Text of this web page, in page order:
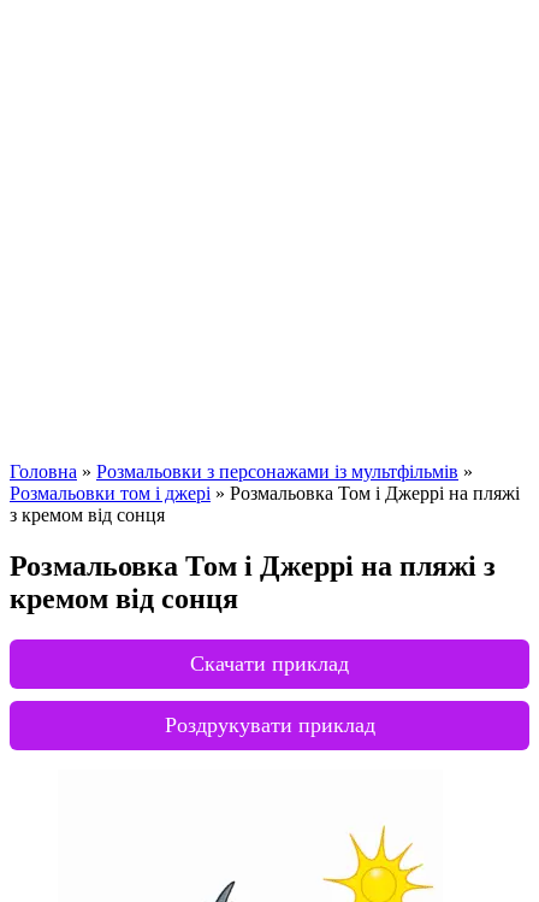
Головна » Розмальовки з персонажами із мультфільмів »
Розмальовки том і джері » Розмальовка Том і Джеррі на пляжі
з кремом від сонця
Розмальовка Том і Джеррі на пляжі з
кремом від сонця
Скачати приклад
Роздрукувати приклад